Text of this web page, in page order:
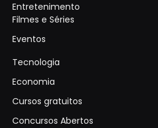
Entretenimento
Filmes e Séries
Eventos
Tecnologia
Economia
Cursos gratuitos
Concursos Abertos